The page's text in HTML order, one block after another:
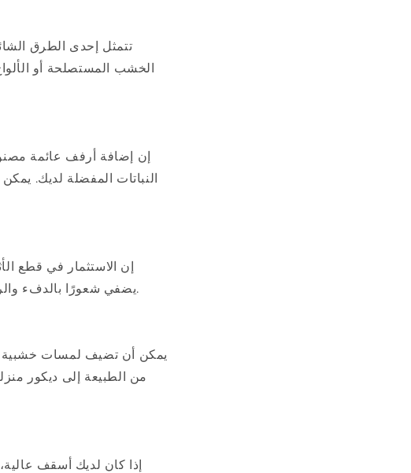
تتمثل إحدى الطرق
الخشب المستصلحة أو
إن إضافة أرفف عائمة
النباتات المفضلة لديك.
إن الاستثمار في قطع
يضفي شعورًا بالدفء والرقي على منزلك. اختر أثاثًا من الخشب الصلب من أجل المتانة وطول العمر.
يمكن أن تضيف لمسات خشبية
من الطبيعة إلى ديكور
إذا كان لديك أسقف